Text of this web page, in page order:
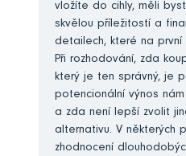
vložíte do cihly, měli
skvělou příležitostí a
detailech, které na
Při rozhodování, zda
který je ten správný, je
potencionální výnos
a zda není lepší zvolit
alternativu. V některých
zhodnocení